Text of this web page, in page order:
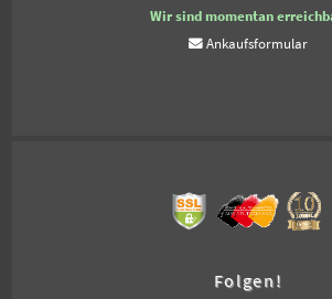
Wir sind momentan
Ankaufsformular
Folgen!